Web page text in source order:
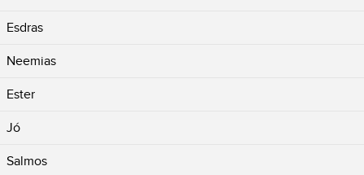
Esdras
Neemias
Ester
Jó
Salmos